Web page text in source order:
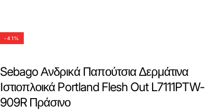
-41%
Sebago Ανδρικά Παπούτσια Δερμάτινα
Ιστιοπλοικά Portland Flesh Out L7111PTW-
909R Πράσινο